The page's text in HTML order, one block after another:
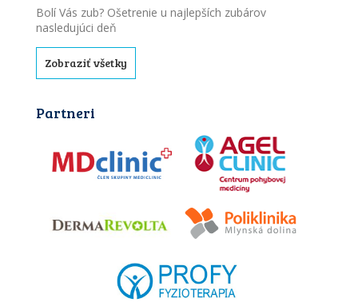
Bolí Vás zub? Ošetrenie u najlepších zubárov
nasledujúci deň
Zobraziť všetky
Partneri